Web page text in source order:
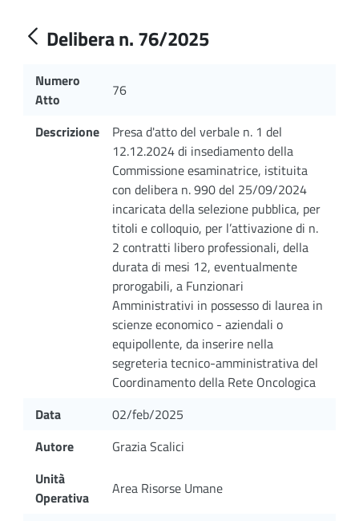
Delibera n. 76/2025
Numero
Atto
76
Descrizione
Presa d'atto del verbale n. 1 del
12.12.2024 di insediamento della
Commissione esaminatrice, istituita
con delibera n. 990 del 25/09/2024
incaricata della selezione pubblica, per
titoli e colloquio, per l’attivazione di n.
2 contratti libero professionali, della
durata di mesi 12, eventualmente
prorogabili, a Funzionari
Amministrativi in possesso di laurea in
scienze economico - aziendali o
equipollente, da inserire nella
segreteria tecnico-amministrativa del
Coordinamento della Rete Oncologica
Data
02/feb/2025
Autore
Grazia Scalici
Unità
Operativa
Area Risorse Umane